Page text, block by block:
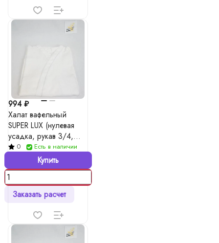
994 ₽
Халат вафельный
SUPER LUX (нулевая
усадка, рукав 3/4,
укороченный халат),
цвета в ассорт.
0 Есть в наличии
Купить
Заказать расчет